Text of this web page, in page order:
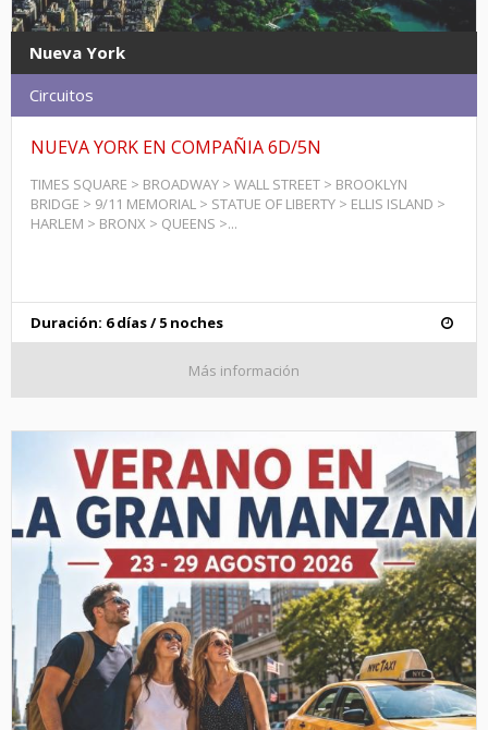
Nueva York
Circuitos
NUEVA YORK EN COMPAÑIA 6D/5N
TIMES SQUARE > BROADWAY > WALL STREET > BROOKLYN
BRIDGE > 9/11 MEMORIAL > STATUE OF LIBERTY > ELLIS ISLAND >
HARLEM > BRONX > QUEENS >...
Duración: 6 días / 5 noches
Más información